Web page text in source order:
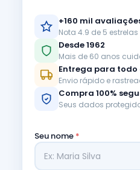
+160 mil
Nota 4.9 de 5 estrelas
Desde 1962
Mais de 60 anos
Entrega para todo
Envio rápido e
Compra 100%
Seus dados
Seu nome *